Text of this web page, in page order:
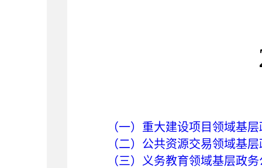
（一）重大建设项目领域基
（二）公共资源交易领域基
（三）义务教育领域基层政